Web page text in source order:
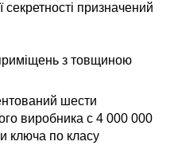
секретності призначений
з товщиною
шести
виробника с 4 000 000
ключа по класу